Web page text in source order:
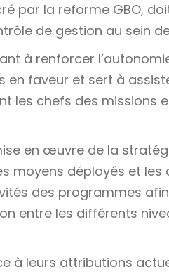
par la reforme GBO,
de gestion au sein
à renforcer
en faveur et sert à
les chefs des missions
en œuvre de la
moyens déployés et les
des programmes
entre les différents
à leurs attributions